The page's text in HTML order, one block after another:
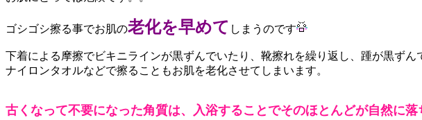
ゴシゴシ擦る事でお肌の老化を早めて しまうのです
下着による摩擦でビキニラインが黒ずんでいたり、靴擦れを繰り返し、踵が黒ずん
ナイロンタオルなどで擦ることもお肌を老化させてしまいます。
古くなって不要になった角質は、入浴することでそのほとんどが自然に